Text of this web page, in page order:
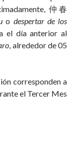
仲春
o despertar de los
el día anterior al
, alrededor de 05
corresponden a
el Tercer Mes